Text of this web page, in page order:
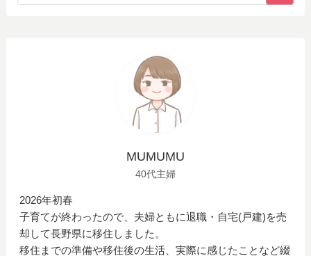
MUMUMU
40代主婦
2026年初春
子育てが終わったので、夫婦ともに退職・自宅(戸建)を売
却して長野県に移住しました。
移住までの準備や移住後の生活、実際に感じたことなど綴